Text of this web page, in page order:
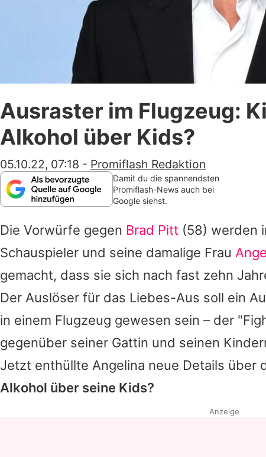
Team
Redaktionelle
Impressum
Utiq verwalten
Ausraster im Flugzeug:
Alkohol über Kids?
05.10.22, 07:18 - Promiflash Redaktion
Damit du die spannendsten
Promiflash-News auch bei
Google siehst.
Die Vorwürfe gegen Brad Pitt (58) werden
Schauspieler und seine damalige Frau
gemacht, dass sie sich nach fast zehn
Der Auslöser für das Liebes-Aus soll ein
in einem Flugzeug gewesen sein – der
gegenüber seiner Gattin und seinen
Jetzt enthüllte Angelina neue Details über
Alkohol über seine Kids?
Anzeige